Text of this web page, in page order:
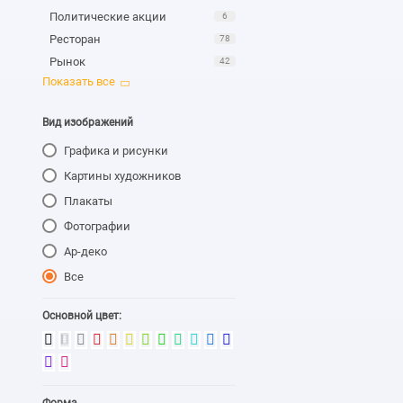
Политические акции 6
Ресторан 78
Рынок 42
Театр
Вид изображений
Графика и рисунки
Картины художников
Плакаты
Фотографии
Ар-деко
Все
Основной цвет: